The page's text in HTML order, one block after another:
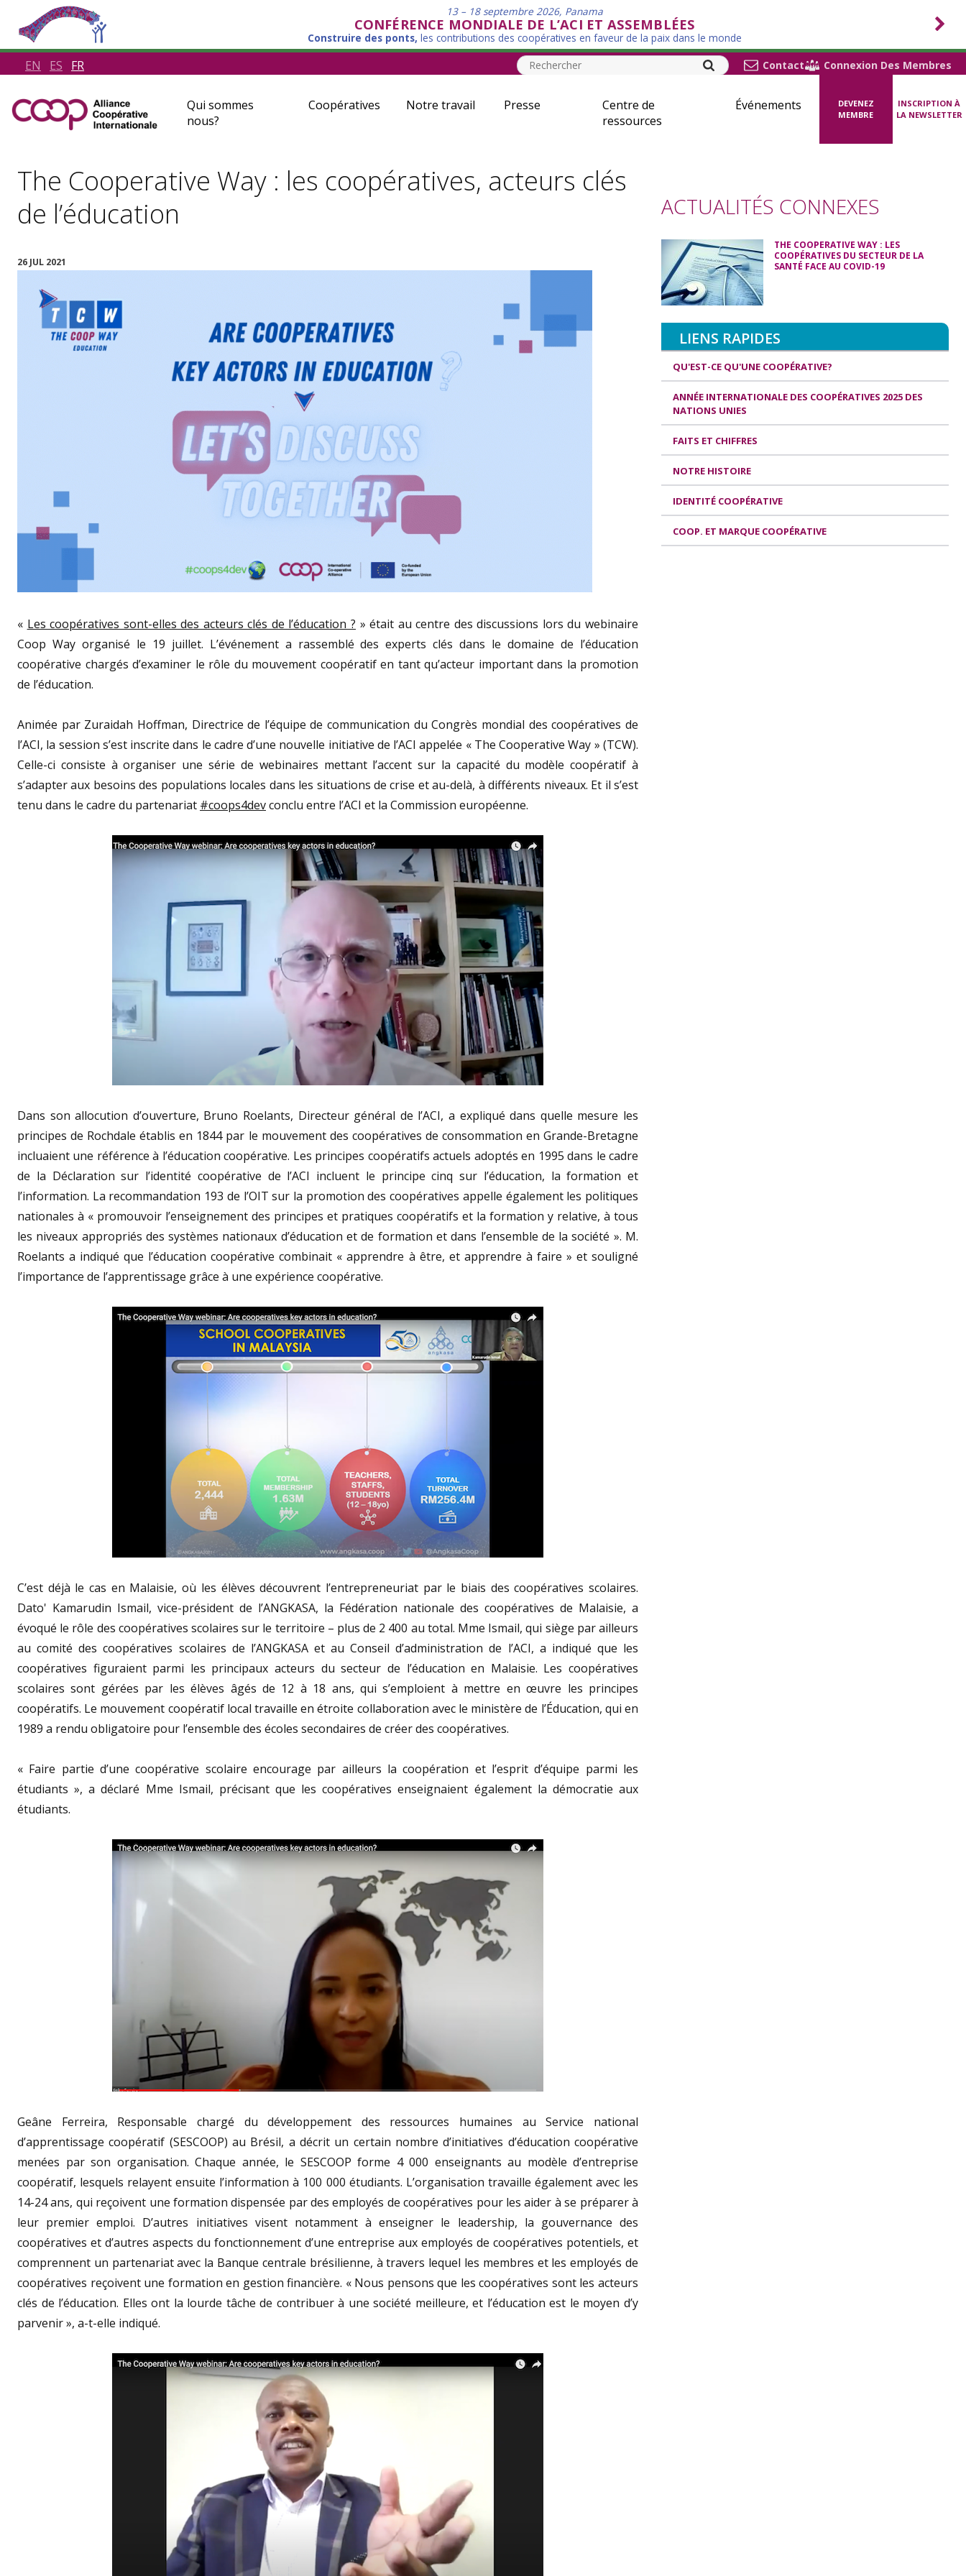
13 – 18 septembre 2026, Panama
CONFÉRENCE MONDIALE DE L’ACI ET ASSEMBLÉES
Construire des ponts, les contributions des coopératives en faveur de la paix dans le monde
EN ES FR Contact Connexion Des Membres
Qui sommes
nous?
Coopératives Notre travail Presse
Centre de
ressources
Événements
DEVENEZ
MEMBRE
INSCRIPTION À
LA NEWSLETTER
The Cooperative Way : les coopératives, acteurs clés
de l’éducation
26 JUL 2021
« Les coopératives sont-elles des acteurs clés de l’éducation ? » était au centre des discussions lors du webinaire
Coop Way organisé le 19 juillet. L’événement a rassemblé des experts clés dans le domaine de l’éducation
coopérative chargés d’examiner le rôle du mouvement coopératif en tant qu’acteur important dans la promotion
de l’éducation.
Animée par Zuraidah Hoffman, Directrice de l’équipe de communication du Congrès mondial des coopératives de
l’ACI, la session s’est inscrite dans le cadre d’une nouvelle initiative de l’ACI appelée « The Cooperative Way » (TCW).
Celle-ci consiste à organiser une série de webinaires mettant l’accent sur la capacité du modèle coopératif à
s’adapter aux besoins des populations locales dans les situations de crise et au-delà, à différents niveaux. Et il s’est
tenu dans le cadre du partenariat #coops4devconclu entre l’ACI et la Commission européenne.
Dans son allocution d’ouverture, Bruno Roelants, Directeur général de l’ACI, a expliqué dans quelle mesure les
principes de Rochdale établis en 1844 par le mouvement des coopératives de consommation en Grande-Bretagne
incluaient une référence à l’éducation coopérative. Les principes coopératifs actuels adoptés en 1995 dans le cadre
de la Déclaration sur l’identité coopérative de l’ACI incluent le principe cinq sur l’éducation, la formation et
l’information. La recommandation 193 de l’OIT sur la promotion des coopératives appelle également les politiques
nationales à « promouvoir l’enseignement des principes et pratiques coopératifs et la formation y relative, à tous
les niveaux appropriés des systèmes nationaux d’éducation et de formation et dans l’ensemble de la société ». M.
Roelants a indiqué que l’éducation coopérative combinait « apprendre à être, et apprendre à faire » et souligné
l’importance de l’apprentissage grâce à une expérience coopérative.
C’est déjà le cas en Malaisie, où les élèves découvrent l’entrepreneuriat par le biais des coopératives scolaires.
Dato' Kamarudin Ismail, vice-président de l’ANGKASA, la Fédération nationale des coopératives de Malaisie, a
évoqué le rôle des coopératives scolaires sur le territoire – plus de 2 400 au total. Mme Ismail, qui siège par ailleurs
au comité des coopératives scolaires de l’ANGKASA et au Conseil d’administration de l’ACI, a indiqué que les
coopératives figuraient parmi les principaux acteurs du secteur de l’éducation en Malaisie. Les coopératives
scolaires sont gérées par les élèves âgés de 12 à 18 ans, qui s’emploient à mettre en œuvre les principes
coopératifs. Le mouvement coopératif local travaille en étroite collaboration avec le ministère de l’Éducation, qui en
1989 a rendu obligatoire pour l’ensemble des écoles secondaires de créer des coopératives.
« Faire partie d’une coopérative scolaire encourage par ailleurs la coopération et l’esprit d’équipe parmi les
étudiants », a déclaré Mme Ismail, précisant que les coopératives enseignaient également la démocratie aux
étudiants.
Geâne Ferreira, Responsable chargé du développement des ressources humaines au Service national
d’apprentissage coopératif (SESCOOP) au Brésil, a décrit un certain nombre d’initiatives d’éducation coopérative
menées par son organisation. Chaque année, le SESCOOP forme 4 000 enseignants au modèle d’entreprise
coopératif, lesquels relayent ensuite l’information à 100 000 étudiants. L’organisation travaille également avec les
14-24 ans, qui reçoivent une formation dispensée par des employés de coopératives pour les aider à se préparer à
leur premier emploi. D’autres initiatives visent notamment à enseigner le leadership, la gouvernance des
coopératives et d’autres aspects du fonctionnement d’une entreprise aux employés de coopératives potentiels, et
comprennent un partenariat avec la Banque centrale brésilienne, à travers lequel les membres et les employés de
coopératives reçoivent une formation en gestion financière. « Nous pensons que les coopératives sont les acteurs
clés de l’éducation. Elles ont la lourde tâche de contribuer à une société meilleure, et l’éducation est le moyen d’y
parvenir », a-t-elle indiqué.
ACTUALITÉS CONNEXES
THE COOPERATIVE WAY : LES
COOPÉRATIVES DU SECTEUR DE LA
SANTÉ FACE AU COVID-19
LIENS RAPIDES
QU'EST-CE QU'UNE COOPÉRATIVE?
ANNÉE INTERNATIONALE DES COOPÉRATIVES 2025 DES
NATIONS UNIES
FAITS ET CHIFFRES
NOTRE HISTOIRE
IDENTITÉ COOPÉRATIVE
COOP. ET MARQUE COOPÉRATIVE